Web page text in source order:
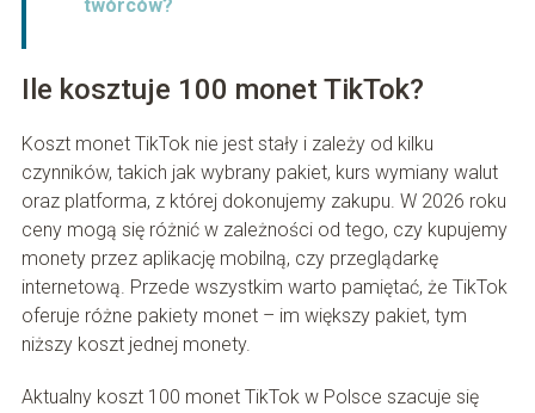
twórców?
Ile kosztuje 100 monet TikTok?
Koszt monet TikTok nie jest stały i zależy od kilku
czynników, takich jak wybrany pakiet, kurs wymiany walut
oraz platforma, z której dokonujemy zakupu. W 2026 roku
ceny mogą się różnić w zależności od tego, czy kupujemy
monety przez aplikację mobilną, czy przeglądarkę
internetową. Przede wszystkim warto pamiętać, że TikTok
oferuje różne pakiety monet – im większy pakiet, tym
niższy koszt jednej monety.
Aktualny koszt 100 monet TikTok w Polsce szacuje się